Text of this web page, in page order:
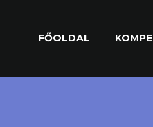
FŐOLDAL